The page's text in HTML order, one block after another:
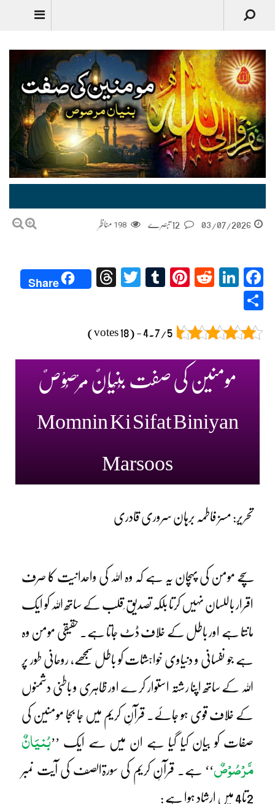
03/07/2026
198 مناظر
Facebook
LinkedIn
Reddit
Pinterest
Tumblr
Twitter
Threads
Share
4.7/5 - (18 votes)
مومنین کی صفت بُنْیَانٌ مَّرْصُوْصٌ
Momnin Ki Sifat Biniyan
Marsoos
تحریر: مسز فاطمہ برہان سروری قادری
سچے مومن کی پہچان یہ ہے کہ وہ اللہ کی واحدانیت کا صرف
اقرار باللسان نہیں کرتا بلکہ تصدیق ِقلب کے ساتھ اللہ کو ایک
مانتا ہے اور باطل کے خلاف ڈٹ جاتا ہے۔ حقیقی مومن وہ
ہے جو نفسانی و دنیاوی خواہشات کو باطل سمجھے، روحانی طور پر
اللہ کے ساتھ اپنا رشتہ استوار کر ے اور ظاہری و باطنی دشمنوں
کے خلاف قوی ہو جائے۔ قرآنِ کریم میں جا بجا مومنین کی
صفات کو بیان کیا گیا ہے ان میں سے ایک ’’بُنیَانٌ
مَّرْصُوْصٌ‘‘ ہے۔ قرآنِ کریم کی سورۃالصف کی آیت نمبر
2تا4 میں ارشاد ہوا ہے :